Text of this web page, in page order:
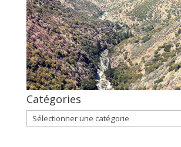
Catégories
Catégories